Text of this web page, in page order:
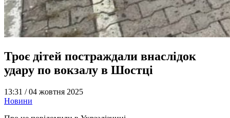
Троє дітей постраждали внаслідок
удару по вокзалу в Шостці
13:31 /04 жовтня 2025
Новини